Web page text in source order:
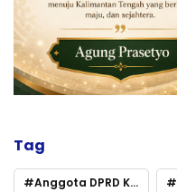
Tag
Anggota DPRD Kalteng Dorong Penguatan Ekonomi Desa